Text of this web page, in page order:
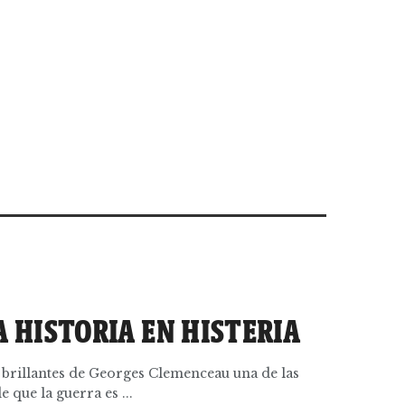
HISTORIA EN HISTERIA
de Georges Clemenceau una de las
que la guerra es ...